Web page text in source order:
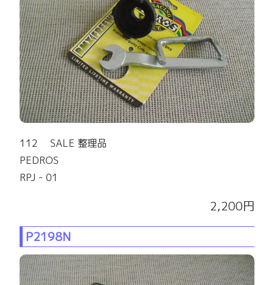
112 SALE 整理品
PEDROS
RPJ - 01
2,200円
P2198N